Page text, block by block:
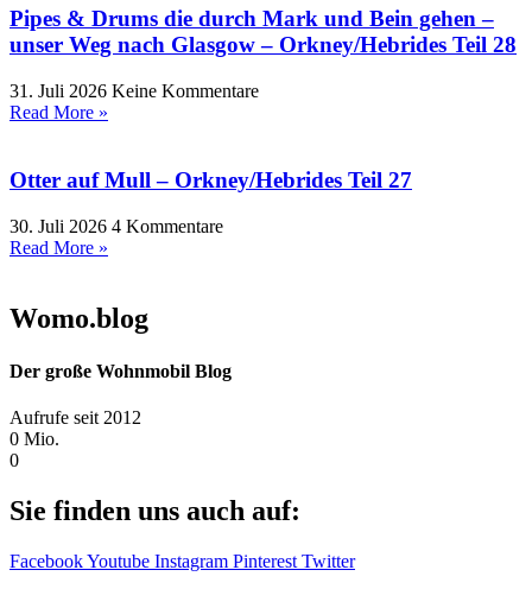
Pipes & Drums die durch Mark und Bein gehen –
unser Weg nach Glasgow – Orkney/Hebrides Teil 28
31. Juli 2026 Keine Kommentare
Read More »
Otter auf Mull – Orkney/Hebrides Teil 27
30. Juli 2026 4 Kommentare
Read More »
Womo.blog
Der große Wohnmobil Blog​
Aufrufe seit 2012
0 Mio.
0
Sie finden uns auch auf:
FacebookYoutube Instagram Pinterest Twitter